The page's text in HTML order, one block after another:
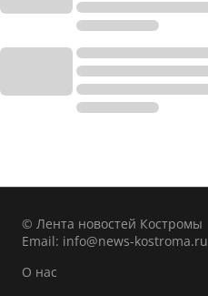
© Лента новостей Костромы
Email: info@news-kostroma.ru
О нас